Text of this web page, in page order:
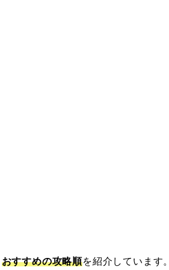
おすすめの攻略順を紹介しています。